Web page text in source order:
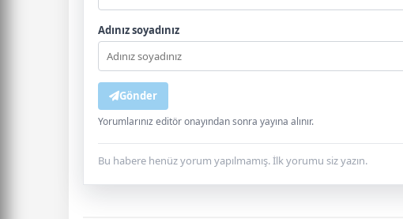
Adınız soyadınız
Gönder
Yorumlarınız editör onayından sonra yayına alınır.
Bu habere henüz yorum yapılmamış. İlk yorumu siz yazın.